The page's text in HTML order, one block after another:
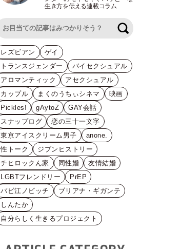
生き方を伝える連載コラム
レズビアン
ゲイ
トランスジェンダー
バイセクシュアル
アロマンティック
アセクシュアル
カップル
まくのうちぃシネマ
映画
Pickles!
gAytoZ
GAY会話
スナップログ
恋の三十一文字
東京アイスクリーム男子
anone.
性トーク
ジブンヒストリー
チヒロックん家
同性婚
友情結婚
LGBTフレンドリー
PrEP
バビ江ノビッチ
ブリアナ・ギガンテ
しんたか
自分らしく生きるプロジェクト